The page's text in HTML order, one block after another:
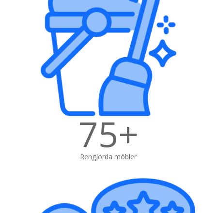
75+
Rengjorda möbler